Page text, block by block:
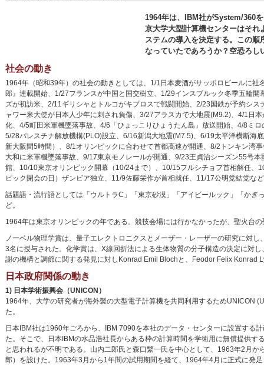
1964年は、IBM社がSystem/360
京大学大型計算機センターはそれ
ステムの導入を決定する。この
なっていたであろうか？空恐ろし
社会の動き
1964年（昭和39年）の社会の動きとしては、1/1日本麦酒がサッポロビールに
郎』連載開始、1/27フランスが中国と国交樹立、1/29インスブルック冬季五輪
ズが初訪米、2/11ギリシャとトルコがキプロスで戦闘開始、2/23国鉄が予約シ
ャワー米大使が日本人少年に刺され負傷、3/27アラスカで大地震(M9.2)、4/1日
化、4/5町田米軍機墜落事故、4/6「ひょっこりひょうたん島」放送開始、4/8ミ
5/28パレスチナ解放機構(PLO)設立、6/16新潟大地震(M7.5)、6/19太平洋横断海
新大阪間5時間）、8/1オリンピックに合わせて首都高速が開通、8/2トンキン湾
大和に米軍機墜落事故、9/17東京モノレールが開通、9/23王貞治シーズン55号
館、10/10東京オリンピック開幕（10/24まで）、10/15フルシチョフ首相解任
ピック閉会の日）ザンビア独立、11/9佐藤栄作が首相就任、11/17公明党結党な
話題語・流行語としては「ウルトラC」「東京砂漠」「アイビールック」「か
ど。
1964年は東京オリンピックの年である。競技会場には行かなかったが、聖火台
ノーベル物理学賞は、量子エレクトロニクスとメーザー・レーザーの研究に対
3名に授与された。化学賞は、X線回折法による生体物質の分子構造の決定に対
謝の機構と調節に関する発見に対しKonrad Emil Blochと、Feodor Felix Konrad
日本政府関係の動き
1) 日本学術振興会（UNICON）
1964年、大学の研究者が海外製の大型電子計算機を共同利用するためUNICON
た。
日本IBM社は1960年ごろから、IBM 7090を本社のデータ・センターに設置する
た。そこで、日本IBMの水品浩社長からある枠の計算時間を学術用に無償提供
と思われるが不明である。山内二郎氏と森口繁一氏を中心として、1963年2月
郎）を設けた。1963年3月から1年間の試用期間を経て、1964年4月に正式に発